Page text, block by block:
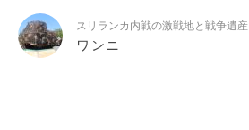
スリランカ内戦の激戦地と戦争遺産
ワンニ